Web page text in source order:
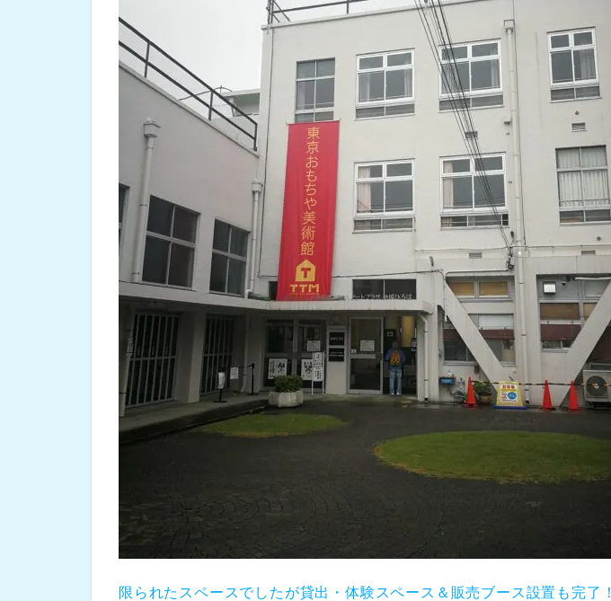
限られたスペースでしたが貸出・体験スペース＆販売ブース設置も完了！